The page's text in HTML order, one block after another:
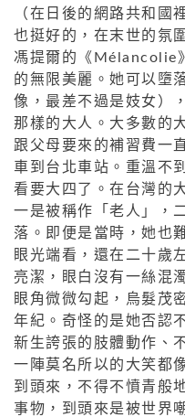
（在日後的網路共和國
也挺好的，在末世的氛
馮提爾的《Mélancolie
的無限美麗。她可以墮
像，最差不過是妓女）
那樣的大人。大多數的
跟父母要來的補習費一
車到台北車站。重溫不
看要大四了。在台灣的
一是被稱作「老人」，
落。即便是當時，她也
眼光端看，還在二十歲
亮潔，眼白沒有一絲混
眼角微微勾起，烏髮茂
年紀。奇怪的是她否認
新生誇張的肢體動作、
一陣莫名所以的大笑都
到頭來，不得不憤青般
事物，到頭來是被世界